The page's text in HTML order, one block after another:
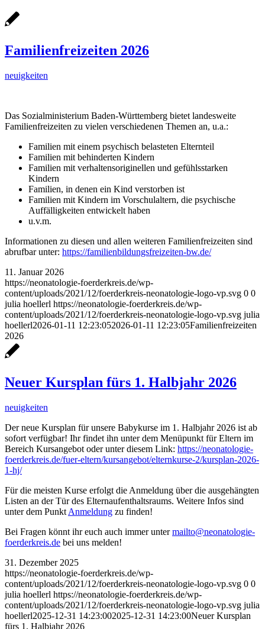
Familienfreizeiten 2026
neuigkeiten
Das Sozialministerium Baden-Württemberg bietet landesweite
Familienfreizeiten zu vielen verschiedenen Themen an, u.a.:
Familien mit einem psychisch belasteten Elternteil
Familien mit behinderten Kindern
Familien mit verhaltensoriginellen und gefühlsstarken
Kindern
Familien, in denen ein Kind verstorben ist
Familien mit Kindern im Vorschulaltern, die psychische
Auffälligkeiten entwickelt haben
u.v.m.
Informationen zu diesen und allen weiteren Familienfreizeiten sind
abrufbar unter: https://familienbildungsfreizeiten-bw.de/
11. Januar 2026
https://neonatologie-foerderkreis.de/wp-
content/uploads/2021/12/foerderkreis-neonatologie-logo-vp.svg 0 0
julia hoellerl https://neonatologie-foerderkreis.de/wp-
content/uploads/2021/12/foerderkreis-neonatologie-logo-vp.svg julia
hoellerl2026-01-11 12:23:052026-01-11 12:23:05Familienfreizeiten
2026
Neuer Kursplan fürs 1. Halbjahr 2026
neuigkeiten
Der neue Kursplan für unsere Babykurse im 1. Halbjahr 2026 ist ab
sofort verfügbar! Ihr findet ihn unter dem Menüpunkt für Eltern im
Bereich Kursangebot oder unter diesem Link: https://neonatologie-
foerderkreis.de/fuer-eltern/kursangebot/elternkurse-2/kursplan-2026-
1-hj/
Für die meisten Kurse erfolgt die Anmeldung über die ausgehängten
Listen an der Tür des Elternaufenthaltsraums. Weitere Infos sind
unter dem Punkt Anmeldung zu finden!
Bei Fragen könnt ihr euch auch immer untermailto@neonatologie-
foerderkreis.de bei uns melden!
31. Dezember 2025
https://neonatologie-foerderkreis.de/wp-
content/uploads/2021/12/foerderkreis-neonatologie-logo-vp.svg 0 0
julia hoellerl https://neonatologie-foerderkreis.de/wp-
content/uploads/2021/12/foerderkreis-neonatologie-logo-vp.svg julia
hoellerl2025-12-31 14:23:002025-12-31 14:23:00Neuer Kursplan
fürs 1. Halbjahr 2026